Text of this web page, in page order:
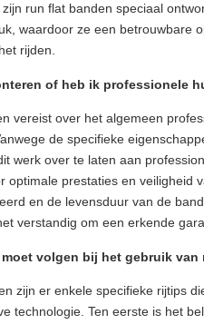
run flat banden speciaal
waardoor ze een betrouwbare
rijden.
of heb ik professionele
vereist over het algemeen
de specifieke
werk over te laten aan
optimale prestaties en veiligheid
en de levensduur van de
verstandig om een erkende
volgen bij het gebruik van
zijn er enkele specifieke rijtips
technologie. Ten eerste is het